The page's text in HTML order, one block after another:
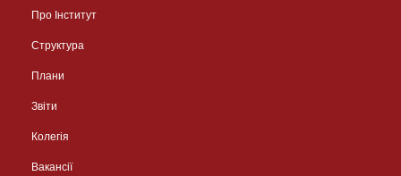
Про Інститут
Структура
Плани
Звіти
Колегія
Вакансії